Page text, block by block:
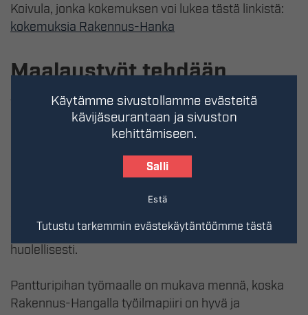
Koivula, jonka kokemuksen voi lukea tästä linkistä:
kokemuksia Rakennus-Hanka
Maalaustyöt tehdään
viimeisen päälle
Pantturipiha 8:n työmaalle. Kun timpurit ovat
lähteneet, alkavat tasoitustyöt, jotka kuuluvat
Särkinivan tiimille. Sen jälkeen maalataan. Tehdään
sisustustöitä, jotka tehdään viimeisen päälle
huolellisesti.
Pantturipihan työmaalle on mukava mennä, koska
Rakennus-Hangalla työilmapiiri on hyvä ja
Käytämme sivustollamme evästeitä
kävijäseurantaan ja sivuston
kehittämiseen.
Salli
Estä
Tutustu tarkemmin evästekäytäntöömme tästä